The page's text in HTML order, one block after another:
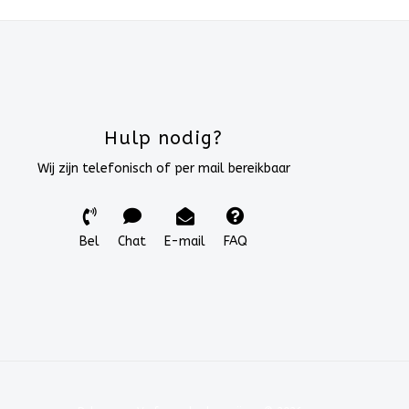
Hulp nodig?
Wij zijn telefonisch of per mail bereikbaar
Bel Chat E-mail FAQ